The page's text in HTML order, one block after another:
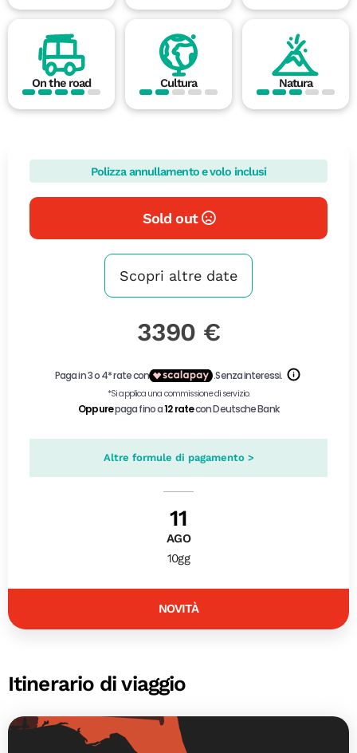
On the road Cultura Natura
Polizza annullamento e volo inclusi
Sold out
Scopri altre date
3390 €
Altre formule di pagamento >
11
AGO
10gg
NOVITÀ
Itinerario di viaggio